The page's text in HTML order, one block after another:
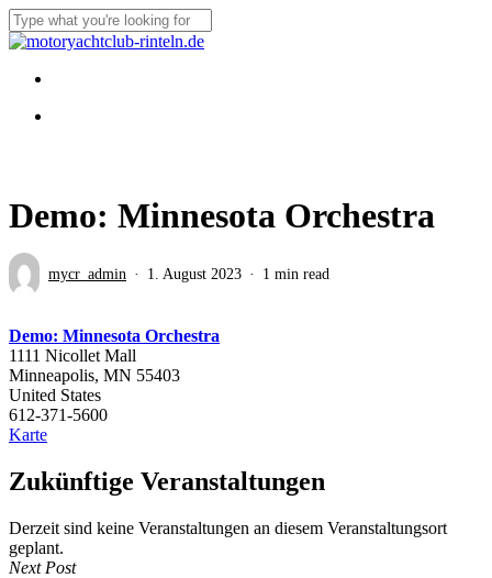
Skip
to
content
Close
Menu
Demo: Minnesota Orchestra
mycr_admin 1. August 2023 1 min read
Demo: Minnesota Orchestra
1111 Nicollet Mall
Minneapolis, MN 55403
United States
612-371-5600
KarteDemo:
Orchestra
Zukünftige Veranstaltungen
Derzeit sind keine Veranstaltungen an diesem Veranstaltungsort
geplant.
Next Post